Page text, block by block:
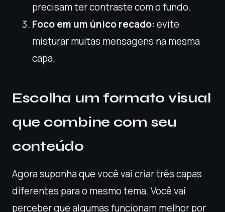
precisam ter contraste com o fundo.
Foco em um único recado:evite
misturar muitas mensagens na mesma
capa.
Escolha um formato visual
que combine com seu
conteúdo
Agora suponha que você vai criar três capas
diferentes para o mesmo tema. Você vai
perceber que algumas funcionam melhor por